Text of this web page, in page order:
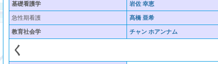
基礎看護学 岩佐 幸恵
急性期看護 髙橋 亜希
教育社会学 チャン ホアンナム
く